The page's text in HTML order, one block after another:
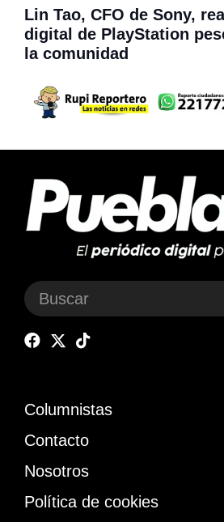
Lin Tao, CFO de Sony,
digital de PlayStation
la comunidad
Columnistas
Contacto
Nosotros
Política de cookies